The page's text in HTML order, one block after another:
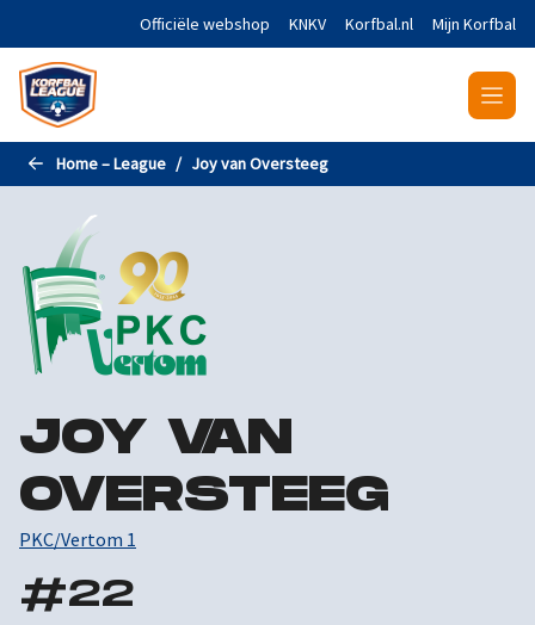
Naar de hoofdinhoud gaanOfficiële webshop KNKV Korfbal.nl Mijn Korfbal
Home – League Joy van Oversteeg
JOY VAN
OVERSTEEG
PKC/Vertom 1
#22